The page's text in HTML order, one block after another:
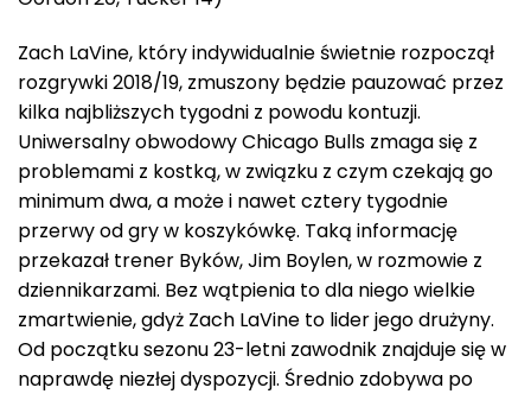
Zach LaVine, który indywidualnie świetnie rozpoczął
rozgrywki 2018/19, zmuszony będzie pauzować przez
kilka najbliższych tygodni z powodu kontuzji.
Uniwersalny obwodowy Chicago Bulls zmaga się z
problemami z kostką, w związku z czym czekają go
minimum dwa, a może i nawet cztery tygodnie
przerwy od gry w koszykówkę. Taką informację
przekazał trener Byków, Jim Boylen, w rozmowie z
dziennikarzami. Bez wątpienia to dla niego wielkie
zmartwienie, gdyż Zach LaVine to lider jego drużyny.
Od początku sezonu 23-letni zawodnik znajduje się w
naprawdę niezłej dyspozycji. Średnio zdobywa po